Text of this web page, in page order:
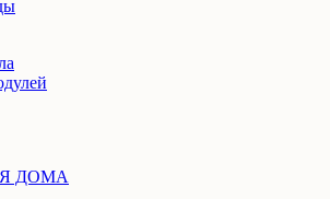
ДОМА